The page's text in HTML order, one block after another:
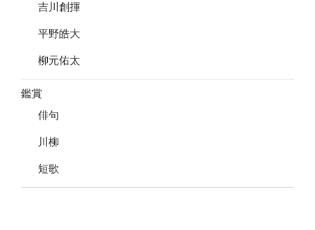
吉川創揮
平野皓大
柳元佑太
鑑賞
俳句
川柳
短歌